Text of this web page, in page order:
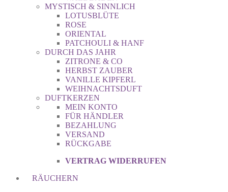
MYSTISCH & SINNLICH
LOTUSBLÜTE
ROSE
ORIENTAL
PATCHOULI & HANF
DURCH DAS JAHR
ZITRONE & CO
HERBST ZAUBER
VANILLE KIPFERL
WEIHNACHTSDUFT
DUFTKERZEN
MEIN KONTO
FÜR HÄNDLER
BEZAHLUNG
VERSAND
RÜCKGABE
VERTRAG WIDERRUFEN
RÄUCHERN